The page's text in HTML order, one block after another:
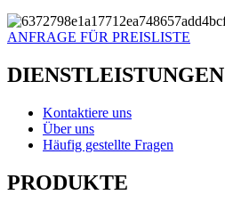
ANFRAGE FÜR PREISLISTE
DIENSTLEISTUNGEN
Kontaktiere uns
Über uns
Häufig gestellte Fragen
PRODUKTE